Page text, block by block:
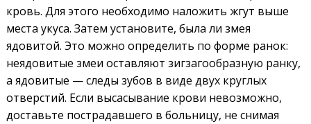
кровь. Для этого необходимо наложить жгут выше
места укуса. Затем установите, была ли змея
ядовитой. Это можно определить по форме ранок:
неядовитые змеи оставляют зигзагообразную ранку,
а ядовитые — следы зубов в виде двух круглых
отверстий. Если высасывание крови невозможно,
доставьте пострадавшего в больницу, не снимая